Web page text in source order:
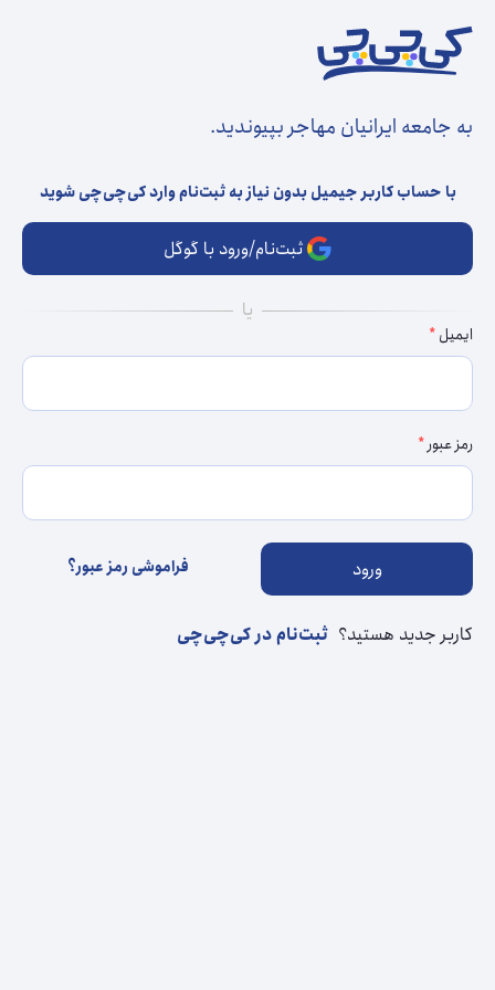
به جامعه ایرانیان مهاجر بپیوندید.
با حساب کاربر جیمیل بدون نیاز به ثبت‌نام وارد کی‌چی‌چی شوید
ثبت‌نام/ورود با گوگل
ایمیل
رمز عبور
ورود فراموشی رمز عبور؟
کاربر جدید هستید؟ ثبت‌نام در کی‌چی‌چی